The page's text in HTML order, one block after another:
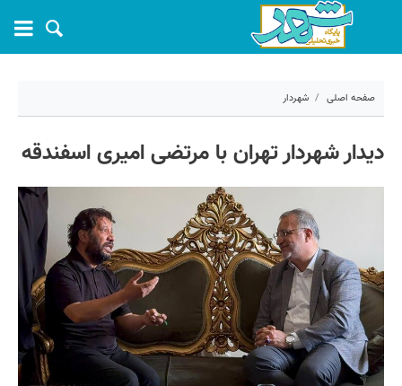
صفحه اصلی شهردار
کد مطلب: 69205
دیدار شهردار تهران با مرتضی امیری اسفندقه